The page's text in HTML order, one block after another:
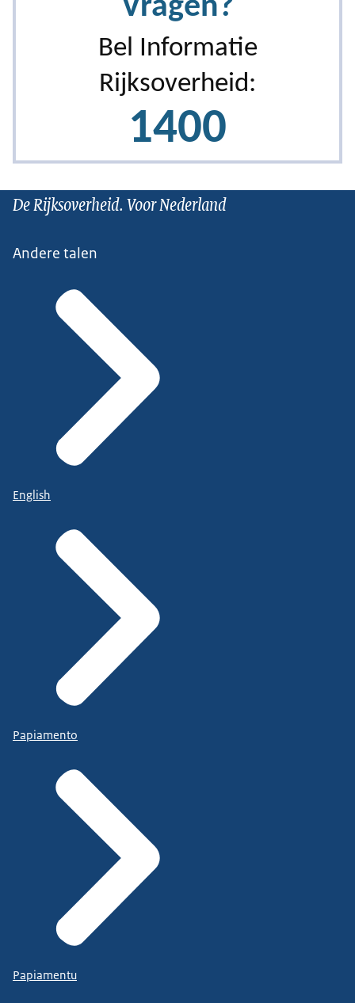
De Rijksoverheid. Voor Nederland
Andere talen
English
Papiamento
Papiamentu